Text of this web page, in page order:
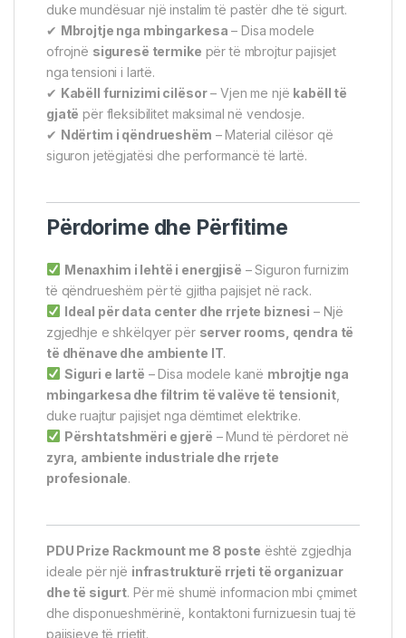
duke mundësuar një instalim të pastër dhe të sigurt.
✔ Mbrojtje nga mbingarkesa – Disa modele
ofrojnë siguresë termike për të mbrojtur pajisjet
nga tensioni i lartë.
✔ Kabëll furnizimi cilësor– Vjen me një kabëll të
gjatë për fleksibilitet maksimal në vendosje.
✔ Ndërtim i qëndrueshëm – Material cilësor që
siguron jetëgjatësi dhe performancë të lartë.
Përdorime dhe Përfitime
Menaxhim i lehtë i energjisë – Siguron furnizim
të qëndrueshëm për të gjitha pajisjet në rack.
Ideal për data center dhe rrjete biznesi – Një
zgjedhje e shkëlqyer për server rooms, qendra të
të dhënave dhe ambiente IT.
Siguri e lartë – Disa modele kanë mbrojtje nga
mbingarkesa dhe filtrim të valëve të tensionit,
duke ruajtur pajisjet nga dëmtimet elektrike.
Përshtatshmëri e gjerë – Mund të përdoret në
zyra, ambiente industriale dhe rrjete
profesionale.
PDU Prize Rackmount me 8 poste është zgjedhja
ideale për një infrastrukturë rrjeti të organizuar
dhe të sigurt. Për më shumë informacion mbi çmimet
dhe disponueshmërinë, kontaktoni furnizuesin tuaj të
pajisjeve të rrjetit.